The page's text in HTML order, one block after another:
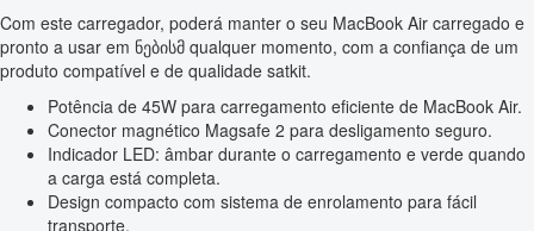
Com este carregador, poderá manter o seu MacBook Air carregado e
pronto a usar em ნებისმ qualquer momento, com a confiança de um
produto compatível e de qualidade satkit.
Potência de 45W para carregamento eficiente de MacBook Air.
Conector magnético Magsafe 2 para desligamento seguro.
Indicador LED: âmbar durante o carregamento e verde quando
a carga está completa.
Design compacto com sistema de enrolamento para fácil
transporte.